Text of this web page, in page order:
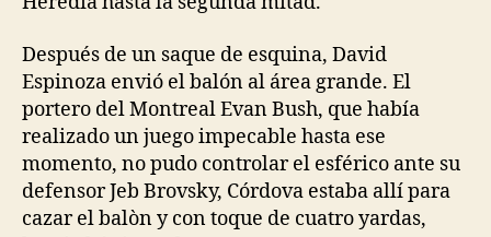
Después de un saque de esquina, David
Espinoza envió el balón al área grande. El
portero del Montreal Evan Bush, que había
realizado un juego impecable hasta ese
momento, no pudo controlar el esférico ante su
defensor Jeb Brovsky, Córdova estaba allí para
cazar el balòn y con toque de cuatro yardas,